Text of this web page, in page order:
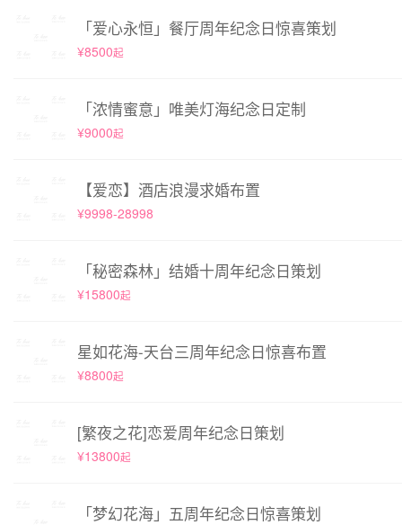
「爱心永恒」餐厅周年纪念日惊喜策划
¥8500起
「浓情蜜意」唯美灯海纪念日定制
¥9000起
【爱恋】酒店浪漫求婚布置
¥9998-28998
「秘密森林」结婚十周年纪念日策划
¥15800起
星如花海-天台三周年纪念日惊喜布置
¥8800起
[繁夜之花]恋爱周年纪念日策划
¥13800起
「梦幻花海」五周年纪念日惊喜策划